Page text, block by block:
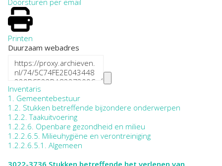
Printen
Duurzaam webadres
Inventaris
1. Gemeentebestuur
1.2. Stukken betreffende bijzondere onderwerpen
1.2.2. Taakuitvoering
1.2.2.6. Openbare gezondheid en milieu
1.2.2.6.5. Milieuhygiëne en verontreiniging
1.2.2.6.5.1. Algemeen
3022-3736 Stukken betreffende het verlenen van